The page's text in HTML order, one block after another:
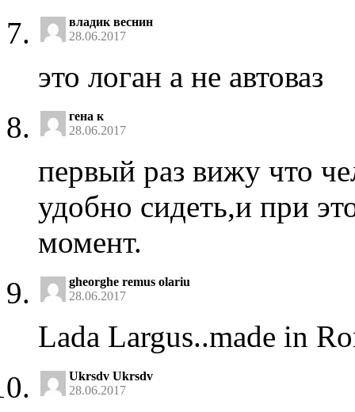
владик веснин
28.06.2017
это логан а не автоваз
гена к
28.06.2017
первый раз вижу что
удобно сидеть,и при
момент.
gheorghe remus olariu
28.06.2017
Lada Largus..made in
Ukrsdv Ukrsdv
28.06.2017